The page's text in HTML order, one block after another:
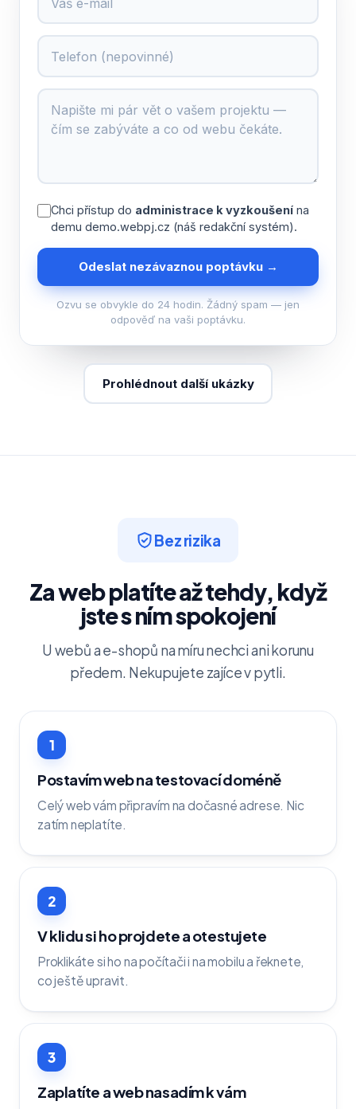
Chci přístup do administrace k vyzkoušení na
demu demo.webpj.cz (náš redakční systém).
Odeslat nezávaznou poptávku →
Ozvu se obvykle do 24 hodin. Žádný spam — jen
odpověď na vaši poptávku.
Prohlédnout další ukázky
Bez rizika
Za web platíte až tehdy, když
jste s ním spokojení
U webů a e-shopů na míru nechci ani korunu
předem. Nekupujete zajíce v pytli.
1
Postavím web na testovací doméně
Celý web vám připravím na dočasné adrese. Nic
zatím neplatíte.
2
V klidu si ho projdete a otestujete
Proklikáte si ho na počítači i na mobilu a řeknete,
co ještě upravit.
3
Zaplatíte a web nasadím k vám